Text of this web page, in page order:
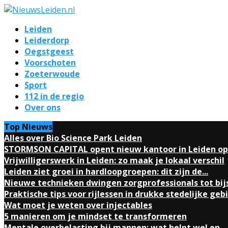
Leiden
Leiderdorp
Oegstgeest
Voorschoten
Zoeterwoude
Sport
112 in de regio
Over ons
Top Nieuws
Alles over Bio Science Park Leiden
STORMSON CAPITAL opent nieuw kantoor in Leiden
Vrijwilligerswerk in Leiden: zo maak je lokaal verschil
Leiden ziet groei in hardloopgroepen: dit zijn de...
Nieuwe technieken dwingen zorgprofessionals tot
Praktische tips voor rijlessen in drukke stedelijke
Wat moet je weten over injectables
5 manieren om je mindset te transformeren